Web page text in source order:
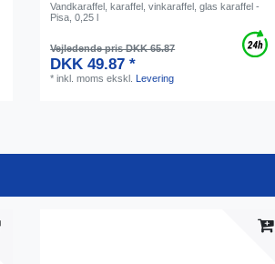
Vandkaraffel, karaffel, vinkaraffel, glas karaffel -
Pisa, 0,25 l
Vejledende pris DKK 65.87
DKK 49.87 *
*inkl. moms ekskl. Levering